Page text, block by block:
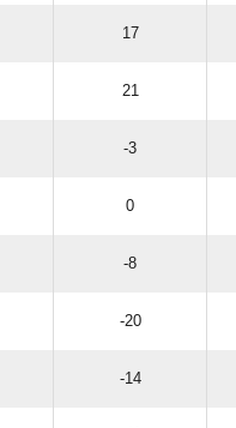
17
21
-3
0
-8
-20
-14